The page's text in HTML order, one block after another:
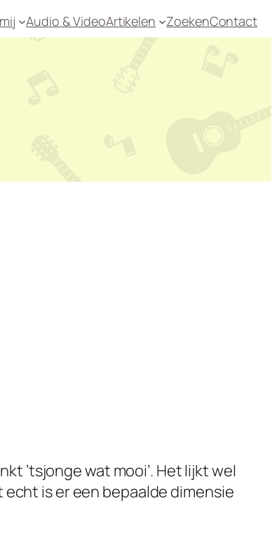
Audio & VideoArtikelen ZoekenContact
’tsjonge wat mooi’. Het lijkt wel
is er een bepaalde dimensie